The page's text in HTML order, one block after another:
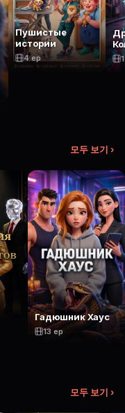
Пушистые
истории
4 ep
모두 보기 ›
Гадюшник Хаус
13 ep
모두 보기 ›